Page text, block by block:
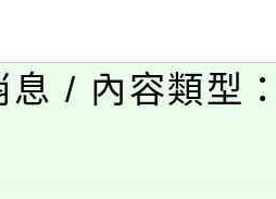
報名參加。
參加。
實施計畫」
展貢獻獎」
115學年度第
)教師甄選結果
融保險知識
/ 內容類型